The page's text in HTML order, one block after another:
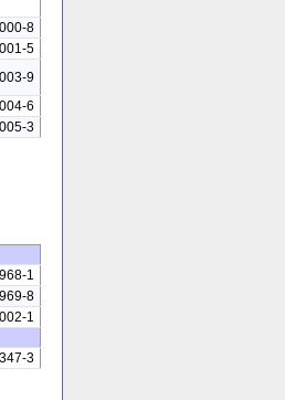
8
5
9
6
3
1
8
1
3